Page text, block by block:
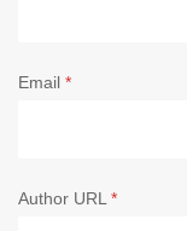
Email *
Author URL *